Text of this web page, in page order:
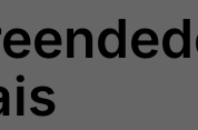
Plataforma para
conteúdos
personalizados